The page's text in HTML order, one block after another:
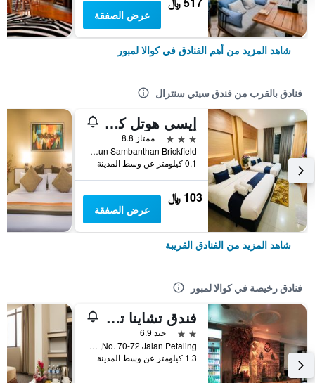
عرض الصفقة
شاهد المزيد من أهم الفنادق في كوالا لمبور
فنادق بالقرب من فندق سيتي سنترال
إيسي هوتل كل سينترال
3 نجوم
ممتاز 8.8
No. 110 Jalan Tun Sambanthan Brickfield, كوالا لمبور, ماليزيا
0.1 كيلومتر عن وسط المدينة
103 ﷼
عرض الصفقة
شاهد المزيد من الفنادق القريبة
فنادق رخيصة في كوالا لمبور
فندق تشاينا تاون 2
2 نجمتين
جيد 6.9
No. 70-72 Jalan Petaling, كوالا لمبور, ماليزيا
1.3 كيلومتر عن وسط المدينة